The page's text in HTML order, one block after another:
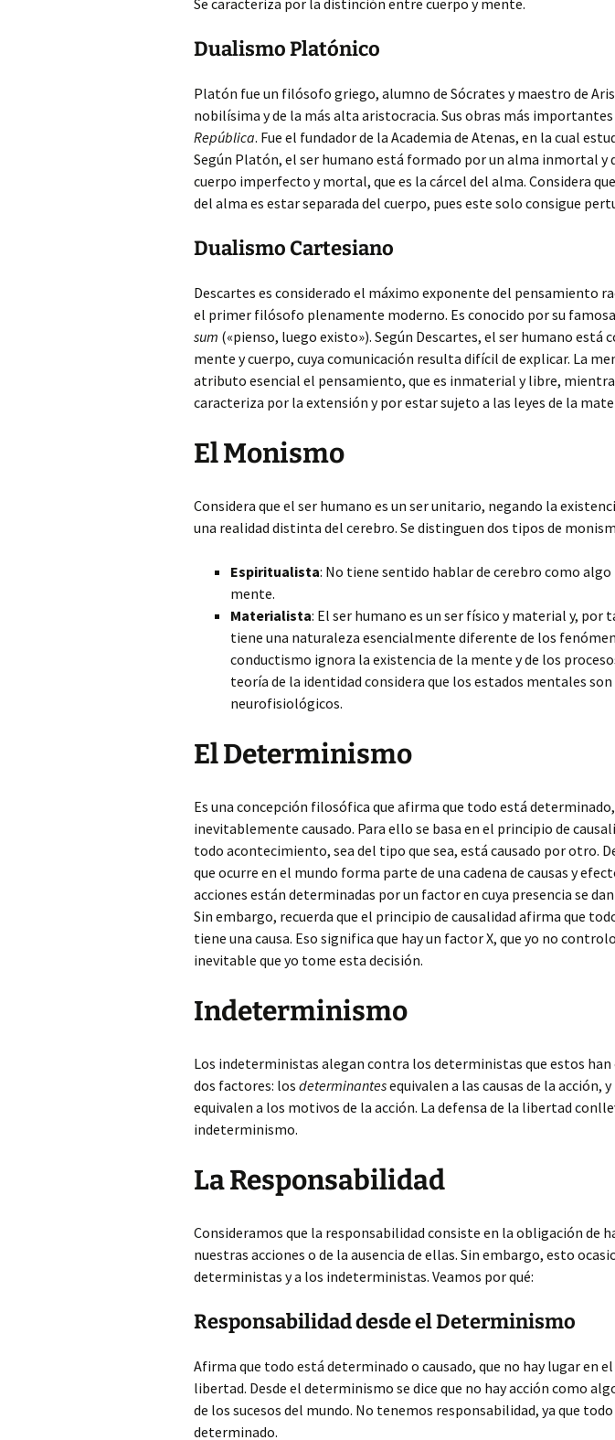
Se caracteriza por la distinción entre cuerpo y mente.
Dualismo Platónico
Platón fue un filósofo griego, alumno de Sócrates y maestro de
nobilísima y de la más alta aristocracia. Sus obras más
República. Fue el fundador de la Academia de Atenas, en la cual
Según Platón, el ser humano está formado por un alma inmortal y
cuerpo imperfecto y mortal, que es la cárcel del alma. Considera
del alma es estar separada del cuerpo, pues este solo consigue
Dualismo Cartesiano
Descartes es considerado el máximo exponente del pensamiento
el primer filósofo plenamente moderno. Es conocido por su
sum («pienso, luego existo»). Según Descartes, el ser humano está
mente y cuerpo, cuya comunicación resulta difícil de explicar. La
atributo esencial el pensamiento, que es inmaterial y libre,
caracteriza por la extensión y por estar sujeto a las leyes de la
El Monismo
Considera que el ser humano es un ser unitario, negando la
una realidad distinta del cerebro. Se distinguen dos tipos de
Espiritualista: No tiene sentido hablar de cerebro como
mente.
Materialista: El ser humano es un ser físico y material y, por
tiene una naturaleza esencialmente diferente de los
conductismo ignora la existencia de la mente y de los
teoría de la identidad considera que los estados mentales
neurofisiológicos.
El Determinismo
Es una concepción filosófica que afirma que todo está determinado,
inevitablemente causado. Para ello se basa en el principio de
todo acontecimiento, sea del tipo que sea, está causado por otro.
que ocurre en el mundo forma parte de una cadena de causas y
acciones están determinadas por un factor en cuya presencia se
Sin embargo, recuerda que el principio de causalidad afirma que
tiene una causa. Eso significa que hay un factor X, que yo no
inevitable que yo tome esta decisión.
Indeterminismo
Los indeterministas alegan contra los deterministas que estos
dos factores: los determinantesequivalen a las causas de la acción, y
equivalen a los motivos de la acción. La defensa de la libertad
indeterminismo.
La Responsabilidad
Consideramos que la responsabilidad consiste en la obligación de
nuestras acciones o de la ausencia de ellas. Sin embargo, esto
deterministas y a los indeterministas. Veamos por qué:
Responsabilidad desde el Determinismo
Afirma que todo está determinado o causado, que no hay lugar en
libertad. Desde el determinismo se dice que no hay acción como
de los sucesos del mundo. No tenemos responsabilidad, ya que
determinado.